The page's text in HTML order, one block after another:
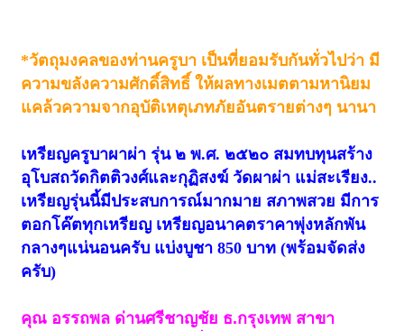
*วัตถุมงคลของท่านครูบา เป็นที่ยอมรับกันทั่วไปว่า มี
ความขลังความศักดิ์สิทธิ์ ให้ผลทางเมตตามหานิยม
แคล้วความจากอุบัติเหตุเภทภัยอันตรายต่างๆ นานา
เหรียญครูบาผาผ่า รุ่น ๒ พ.ศ. ๒๕๒๐ สมทบทุนสร้าง
อุโบสถวัดกิตติวงศ์และกุฏิสงฆ์ วัดผาผ่า แม่สะเรียง..
เหรียญรุ่นนี้มีประสบการณ์มากมาย สภาพสวย มีการ
ตอกโค๊ตทุกเหรียญ เหรียญอนาคตราคาพุ่งหลักพัน
กลางๆแน่นอนครับ แบ่งบูชา 850 บาท (พร้อมจัดส่ง
ครับ)
คุณ อรรถพล ด่านศรีชาญชัย ธ.กรุงเทพ สาขา